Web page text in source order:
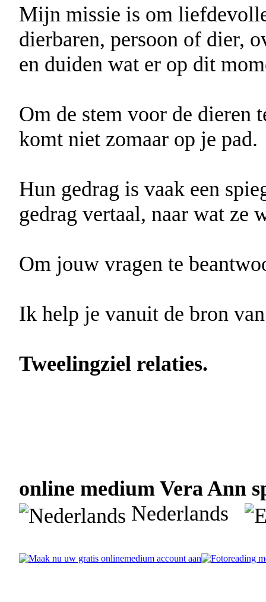
Mijn missie is om
dierbaren, persoon of dier,
en duiden wat er op dit
Om de stem voor de dieren
komt niet zomaar op je pad.
Hun gedrag is vaak een
gedrag vertaal, naar wat ze
Om jouw vragen te
Ik help je vanuit de bron
Tweelingziel relaties.
online medium Vera Ann
Nederlands